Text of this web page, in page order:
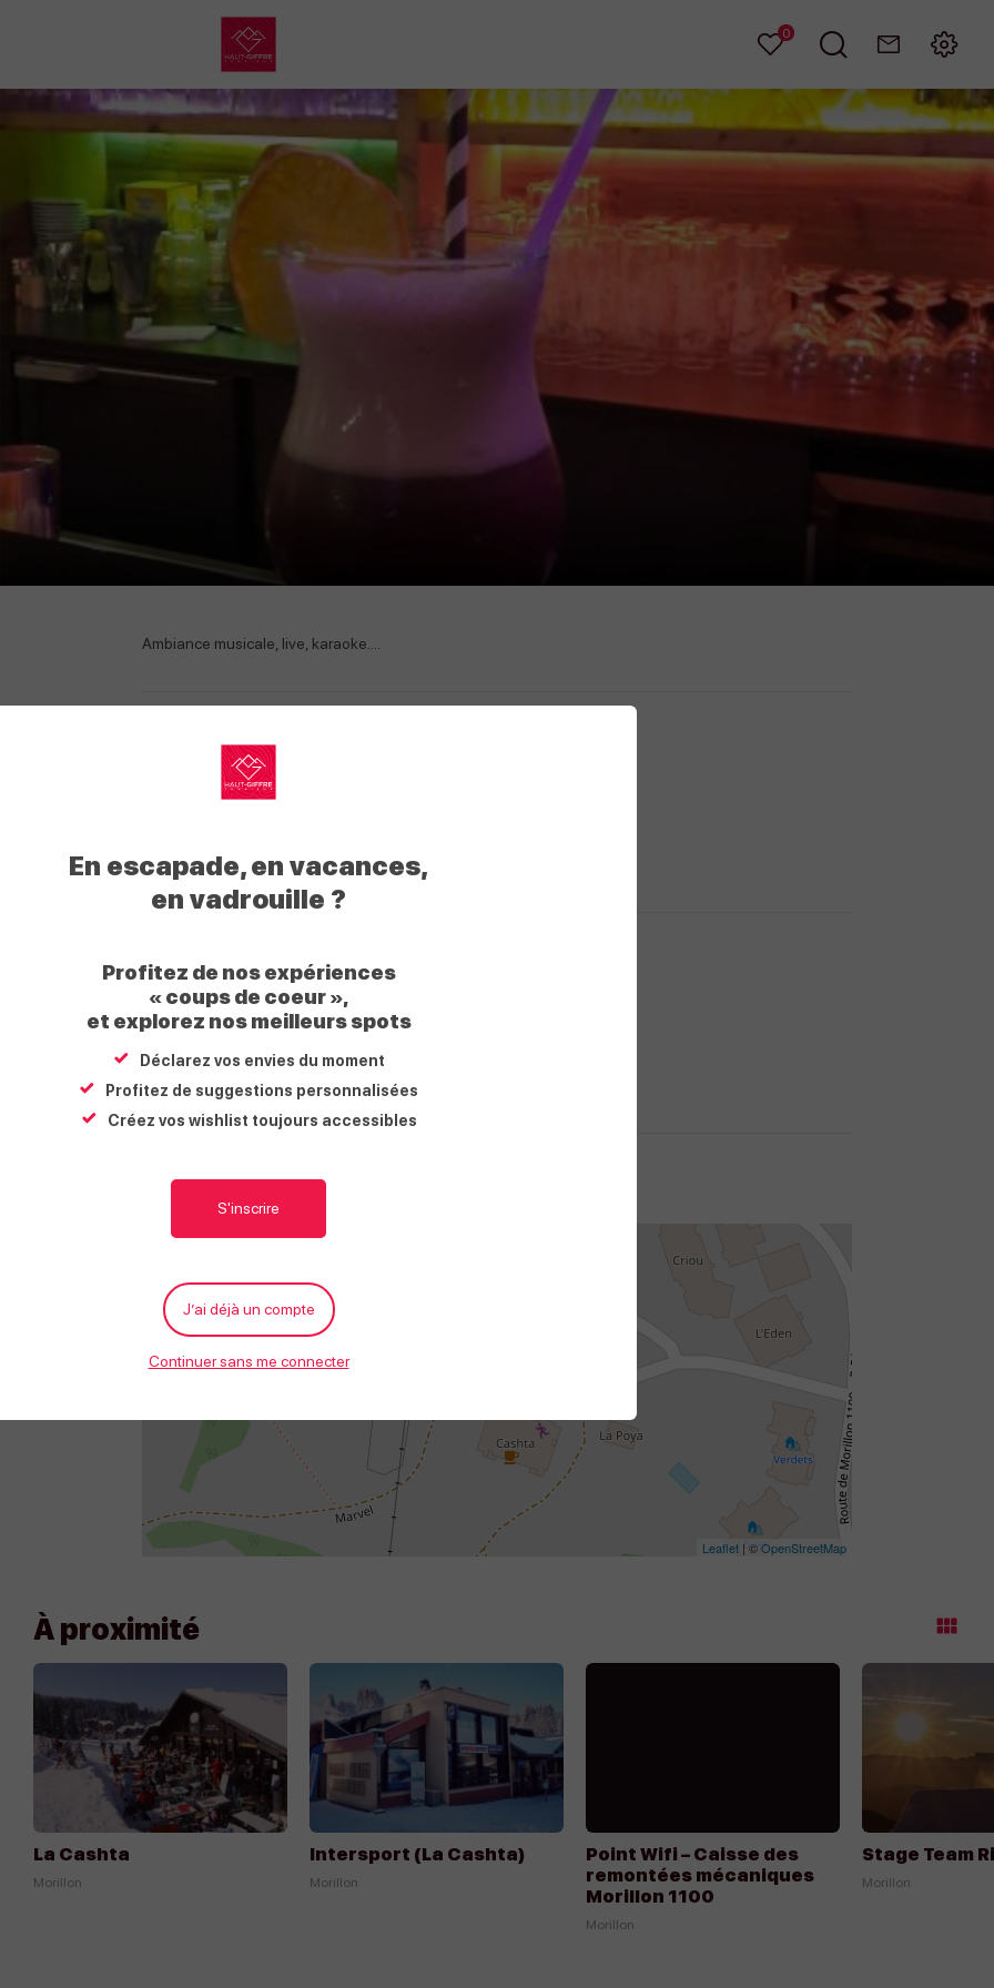
My
Haut
Giffre
Mes
0
Je
ContactMenu
Ambiance musicale, live, karaoke....
Tarifs
Moyens de paiement
Prestations
Services
Situation
−
Leaflet| ©OpenStreetMap
À proximité
La Cashta
Morillon
Appeler
Écrire
Intersport (La Cashta)
Morillon
Appeler
Point Wifi – Caisse des
remontées mécaniques
Morillon 1100
Morillon
Stage Team
Morillon
Giffre
En escapade, en vacances,
en vadrouille ?
Profitez de nos expériences
« coups de coeur »,
et explorez nos meilleurs spots
Déclarez vos envies du moment
Profitez de suggestions personnalisées
Créez vos wishlist toujours accessibles
S'inscrire
J’ai déjà un compte
Continuer sans me connecter